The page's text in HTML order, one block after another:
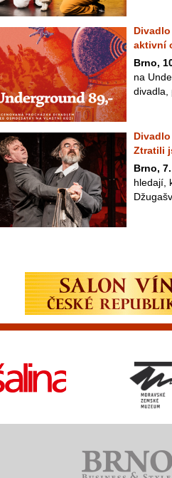
aktivní
Brno,
na
divadla,
Ztratili
Brno,
hledají,